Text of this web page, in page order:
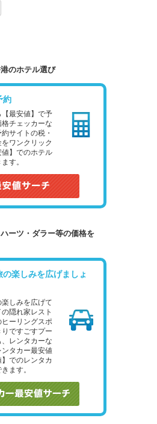
のホテル選び
約
最安値】で予
チェッカーな
サイトの税・
ワンクリック
】でのホテル
す。
ーツ・ダラー等の価格を
楽しみを広げましょ
しみを広げて
隠れ家レスト
ーリングスポ
ですごすプー
レンタカーな
タカー最安値
でのレンタカ
ます。